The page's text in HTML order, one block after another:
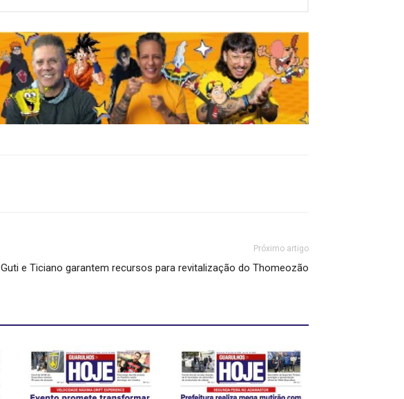
Próximo artigo
Guti e Ticiano garantem recursos para revitalização do Thomeozão